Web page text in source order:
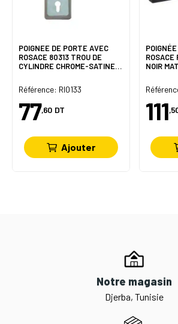
POIGNEE DE PORTE AVEC
ROSACE 80313 TROU DE
CYLINDRE CHROME-SATINE
Référence: RI0133
77,60 DT
Ajouter
ROSACE
NOIR
111
Notre magasin
Djerba, Tunisie